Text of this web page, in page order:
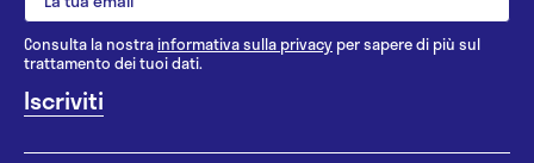
Consulta la nostrainformativa sulla privacy per sapere di più sul
trattamento dei tuoi dati.